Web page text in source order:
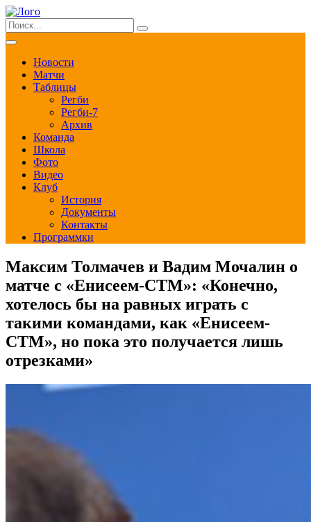
Новости
Матчи
Таблицы
Регби
Регби-7
Архив
Команда
Школа
Фото
Видео
Клуб
История
Документы
Контакты
Программки
Максим Толмачев и Вадим Мочалин о
матче с «Енисеем-СТМ»: «Конечно,
хотелось бы на равных играть с
такими командами, как «Енисеем-
СТМ», но пока это получается лишь
отрезками»